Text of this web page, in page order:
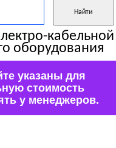
кабельной
оборудования
указаны для
стоимость
у менеджеров.